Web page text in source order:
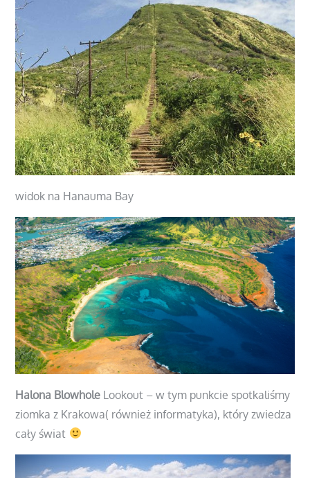
widok na Hanauma Bay
Halona Blowhole Lookout – w tym punkcie spotkaliśmy
ziomka z Krakowa( również informatyka), który zwiedza
cały świat